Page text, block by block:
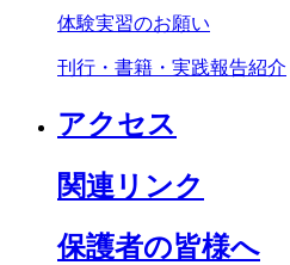
体験実習のお願い
刊行・書籍・実践報告紹介
アクセス
関連リンク
保護者の皆様へ